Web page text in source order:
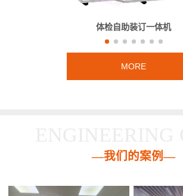
体检自助装订一体机
MORE
—我们的案例—